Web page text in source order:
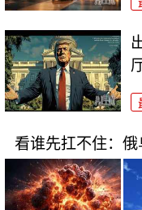
看谁先扛不住：